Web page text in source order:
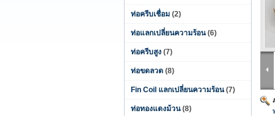
ท่อครีบเชื่อม (2)
ท่อแลกเปลี่ยนความร้อน (6)
ท่อครีบสูง (7)
ท่อขดลวด (8)
Fin Coil แลกเปลี่ยนความร้อน (7)
ท่อทองแดงม้วน (8)